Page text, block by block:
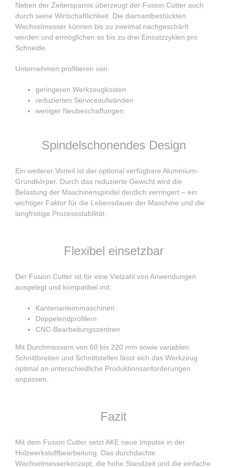
Neben der Zeitersparnis überzeugt der Fusion Cutter auch
durch seine Wirtschaftlichkeit. Die diamantbestückten
Wechselmesser können bis zu zweimal nachgeschärft
werden und ermöglichen so bis zu drei Einsatzzyklen pro
Schneide.
Unternehmen profitieren von:
geringeren Werkzeugkosten
reduzierten Serviceaufwänden
weniger Neubeschaffungen
Spindelschonendes Design
Ein weiterer Vorteil ist der optional verfügbare Aluminium-
Grundkörper. Durch das reduzierte Gewicht wird die
Belastung der Maschinenspindel deutlich verringert – ein
wichtiger Faktor für die Lebensdauer der Maschine und die
langfristige Prozessstabilität.
Flexibel einsetzbar
Der Fusion Cutter ist für eine Vielzahl von Anwendungen
ausgelegt und kompatibel mit:
Kantenanleimmaschinen
Doppelendprofilern
CNC-Bearbeitungszentren
Mit Durchmessern von 60 bis 220 mm sowie variablen
Schnittbreiten und Schnittstellen lässt sich das Werkzeug
optimal an unterschiedliche Produktionsanforderungen
anpassen.
Fazit
Mit dem Fusion Cutter setzt AKE neue Impulse in der
Holzwerkstoffbearbeitung. Das durchdachte
Wechselmesserkonzept, die hohe Standzeit und die einfache